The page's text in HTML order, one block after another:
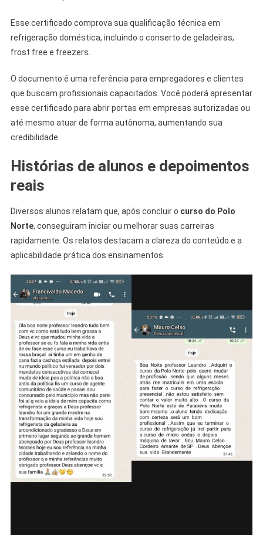
Esse certificado comprova sua qualificação técnica em
refrigeração doméstica, incluindo o conserto de geladeiras,
frost free e freezers.
O documento é uma referência para empregadores e clientes
que buscam profissionais capacitados. Você poderá apresentar
esse certificado para abrir portas em empresas autorizadas ou
até mesmo atuar de forma autônoma, aumentando sua
credibilidade.
Histórias de alunos e depoimentos
reais
Diversos alunos relatam que, após concluir o curso do Polo
Norte, conseguiram iniciar ou melhorar suas carreiras
rapidamente. Os relatos destacam a clareza do conteúdo e a
aplicabilidade prática dos ensinamentos.